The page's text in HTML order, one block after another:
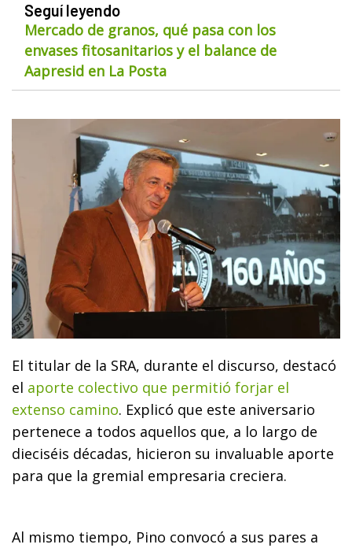
Seguí leyendo
Mercado de granos, qué pasa con los
envases fitosanitarios y el balance de
Aapresid en La Posta
El titular de la SRA, durante el discurso, destacó
el aporte colectivo que permitió forjar el
extenso camino. Explicó que este aniversario
pertenece a todos aquellos que, a lo largo de
dieciséis décadas, hicieron su invaluable aporte
para que la gremial empresaria creciera.
Al mismo tiempo, Pino convocó a sus pares a